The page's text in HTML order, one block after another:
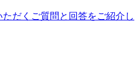
だくご質問と回答をご紹介し